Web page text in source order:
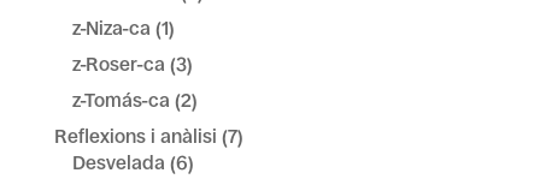
z-Niza-ca (1)
z-Roser-ca (3)
z-Tomás-ca (2)
Reflexions i anàlisi (7)
Desvelada (6)